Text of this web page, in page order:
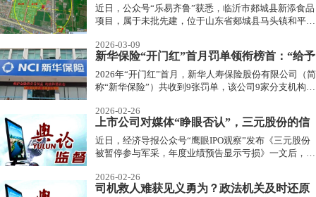
4968元
近日，公众号“乐易齐鲁”获悉，临沂市郯城县新添食品
项目，属于未批先建，位于山东省郯城县马头镇和平街
设。
2026-03-09
新华保险“开门红”首月罚单领衔榜首：“给予
合同外利益”屡罚屡犯，职务犯罪风险频发
2026年“开门红”首月，新华人寿保险股份有限公司（简
称“新华保险”）共收到9张罚单，该公司9家分支机构因
保险公司中排名第一。
2026-02-26
上市公司对媒体“睁眼否认”，三元股份的信
誉还剩多少？
近日，经济导报公众号“鹰眼IPO观察”发布《三元股份
被暂停参与军采，年度业绩预告显示亏损》一文后，遭
台投诉。企业方面称“文章捏造不实信息”“擅自P图”，
并表示“并未搜索出任何处罚内容”。
2026-02-26
司机救人难获见义勇为？政法机关及时还原